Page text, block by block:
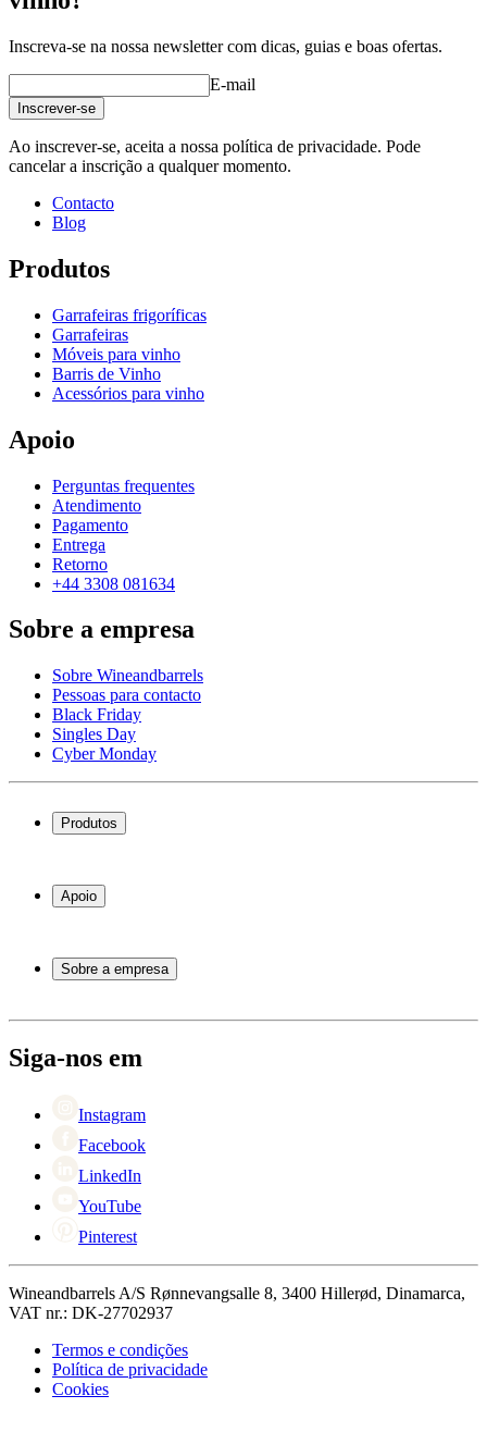
Inscreva-se na nossa newsletter com dicas, guias e boas ofertas.
E-mail
Inscrever-se
Ao inscrever-se, aceita a nossa política de privacidade. Pode
cancelar a inscrição a qualquer momento.
Contacto
Blog
Produtos
Garrafeiras frigoríficas
Garrafeiras
Móveis para vinho
Barris de Vinho
Acessórios para vinho
Apoio
Perguntas frequentes
Atendimento
Pagamento
Entrega
Retorno
+44 3308 081634
Sobre a empresa
Sobre Wineandbarrels
Pessoas para contacto
Black Friday
Singles Day
Cyber Monday
Produtos
Garrafeiras
Móveis para vinho
Apoio
Atendimento
Pagamento
Retorno
Sobre a empresa
Black Friday
Singles Day
Siga-nos em
Instagram
Facebook
LinkedIn
YouTube
Pinterest
Wineandbarrels A/S Rønnevangsalle 8, 3400 Hillerød, Dinamarca,
VAT nr.: DK-27702937
Termos e condições
Política de privacidade
Cookies